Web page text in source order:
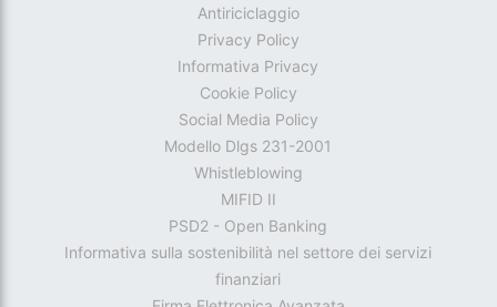
Antiriciclaggio
Privacy Policy
Informativa Privacy
Cookie Policy
Social Media Policy
Modello Dlgs 231-2001
Whistleblowing
MIFID II
PSD2 - Open Banking
Informativa sulla sostenibilità nel settore dei servizi
finanziari